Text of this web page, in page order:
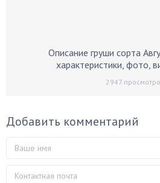
Описание груши сорта
характеристики, фото,
2947
Добавить комментарий